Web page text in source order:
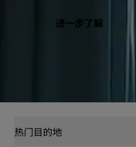
进一步了解
热门目的地